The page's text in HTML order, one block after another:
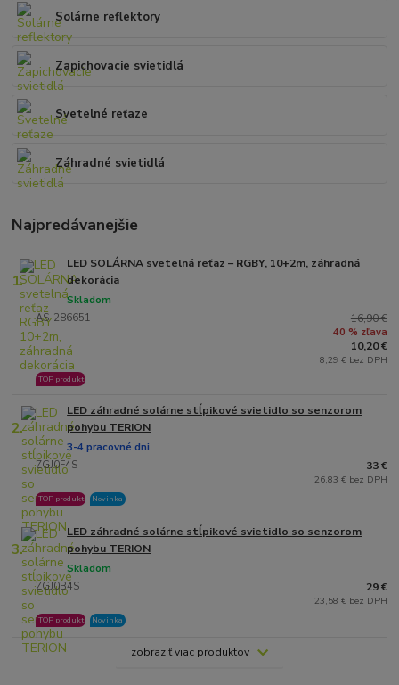
Solárne reflektory
Zapichovacie svietidlá
Svetelné reťaze
Záhradné svietidlá
Najpredávanejšie
1.
LED SOLÁRNA svetelná reťaz – RGBY, 10+2m, záhradná
dekorácia
AS-286651
Skladom
TOP produkt
16,90 €
40 % zľava
10,20 €
8,29 € bez DPH
2.
LED záhradné solárne stĺpikové svietidlo so senzorom
pohybu TERION
ZGJ0F4S
3-4 pracovné dni
TOP produkt Novinka
33 €
26,83 € bez DPH
3.
LED záhradné solárne stĺpikové svietidlo so senzorom
pohybu TERION
ZGJ0B4S
Skladom
TOP produkt Novinka
29 €
23,58 € bez DPH
zobraziť viac produktov